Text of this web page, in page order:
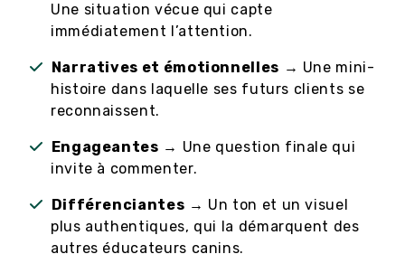
Une situation vécue qui capte
immédiatement l’attention.
Narratives et émotionnelles → Une mini-
histoire dans laquelle ses futurs clients se
reconnaissent.
Engageantes → Une question finale qui
invite à commenter.
Différenciantes → Un ton et un visuel
plus authentiques, qui la démarquent des
autres éducateurs canins.